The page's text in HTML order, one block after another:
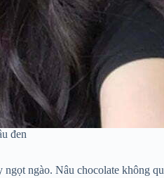
đen
ngọt ngào. Nâu chocolate không